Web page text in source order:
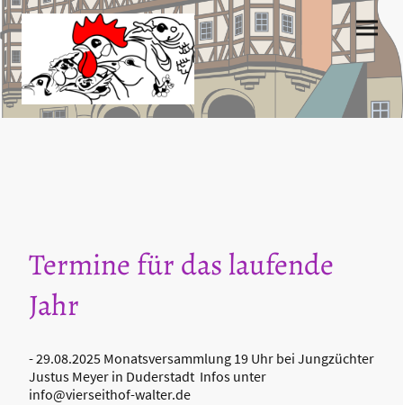
Termine für das laufende
Jahr
- 29.08.2025 Monatsversammlung 19 Uhr bei Jungzüchter
Justus Meyer in Duderstadt Infos unter
info@vierseithof-walter.de